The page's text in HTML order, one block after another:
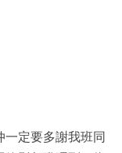
定要多謝我班同